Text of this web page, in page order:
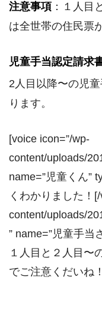
注意事項 ：１人目
は全世帯の住民票
児童手当認定請求
2人目以降〜の児
ります。
[voice icon=”/wp-
content/uploads/
name=”児童くん”
くわかりました！
content/uploads/
” name=”児童手当
１人目と２人目〜
でご注意くだいね